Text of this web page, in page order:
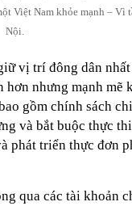
Việt Nam khỏe mạnh – Vì
Nội.
vị trí đông dân
nhưng mạnh mẽ
gồm chính sách
và bắt buộc thực
phát triển thực đơn
qua các tài khoản